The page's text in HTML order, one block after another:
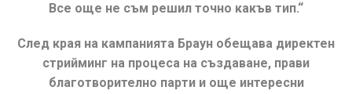
Все още не съм решил точно какъв тип.“
След края на кампанията Браун обещава директен
стрийминг на процеса на създаване, прави
благотворително парти и още интересни